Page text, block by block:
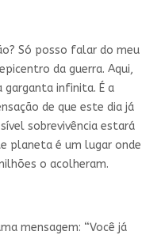
Só posso falar do meu
da guerra. Aqui,
garganta infinita. É a
de que este dia já
sobrevivência estará
planeta é um lugar onde
o acolheram.
mensagem: “Você já